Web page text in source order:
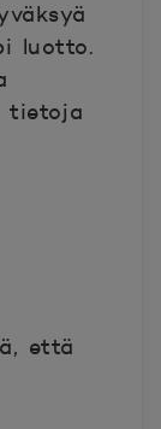
luotto.
tietoja
että